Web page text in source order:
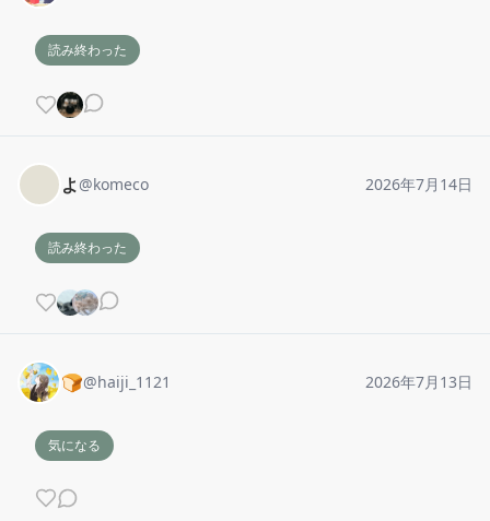
読み終わった
よ@komeco 2026年7月14日
読み終わった
🍞@haiji_1121 2026年7月13日
気になる